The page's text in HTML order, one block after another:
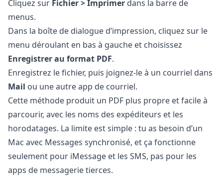
Cliquez sur Fichier > Imprimer dans la barre de
menus.
Dans la boîte de dialogue d’impression, cliquez sur le
menu déroulant en bas à gauche et choisissez
Enregistrer au format PDF.
Enregistrez le fichier, puis joignez-le à un courriel dans
Mail ou une autre app de courriel.
Cette méthode produit un PDF plus propre et facile à
parcourir, avec les noms des expéditeurs et les
horodatages. La limite est simple : tu as besoin d’un
Mac avec Messages synchronisé, et ça fonctionne
seulement pour iMessage et les SMS, pas pour les
apps de messagerie tierces.